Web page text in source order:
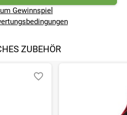
Gewinnspiel
ZUBEHÖR